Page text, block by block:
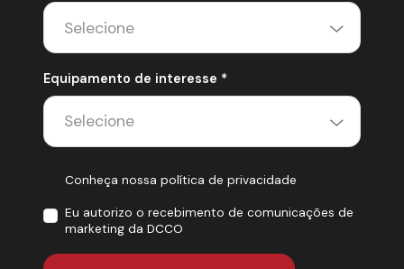
Equipamento de interesse *
Conheça nossa política de privacidade
Eu autorizo o recebimento de comunicações de
marketing da DCCO